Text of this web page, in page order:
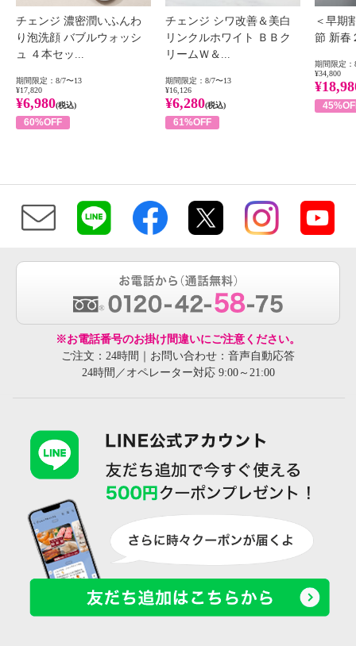
チェンジ 濃密潤いふんわ
り泡洗顔 バブルウォッシ
ュ ４本セッ...
期間限定：8/7〜13
¥17,820
¥6,980(税込)
60%OFF
チェンジ シワ改善＆美白
リンクルホワイト ＢＢク
リームＷ＆...
期間限定：8/7〜13
¥16,126
¥6,280(税込)
61%OFF
＜早期
節 新春
期間限定：
¥34,800
※お電話番号のお掛け間違いにご注意ください。
ご注文：24時間｜お問い合わせ：音声自動応答
24時間／オペレーター対応 9:00～21:00